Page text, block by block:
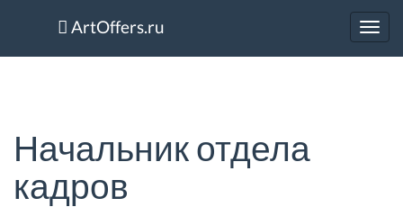
ArtOffers.ru
Начальник отдела
кадров